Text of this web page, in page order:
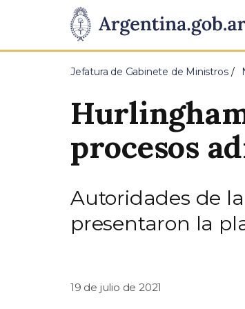
Presidencia
de
Pasar al contenido principal
Jefatura de Gabinete de Ministros
procesos
Autoridades de
presentaron la
19 de julio de 2021